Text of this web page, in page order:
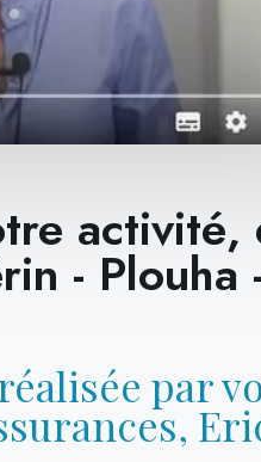
activité,
- Plouha
par